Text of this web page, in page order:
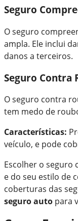
Seguro
O seguro
ampla. Ele inclui
danos a terceiros.
Seguro Contra
O seguro contra
tem medo de
Características:
veículo, e pode
Escolher o seguro
e do seu estilo de
coberturas das
seguro auto para